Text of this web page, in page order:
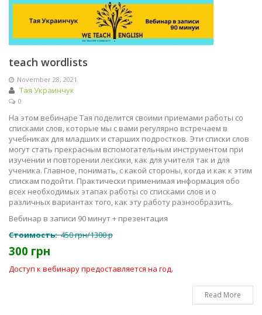
teach wordlists
November 28, 2021
Тая Украинчук
0
На этом вебинаре Тая поделится своими приемами работы со
списками слов, которые мы с вами регулярно встречаем в
учебниках для младших и старших подростков. Эти списки слов
могут стать прекрасным вспомогательным инструментом при
изучении и повторении лексики, как для учителя так и для
ученика. Главное, понимать, с какой стороны, когда и как к этим
спискам подойти. Практически применимая информация обо
всех необходимых этапах работы со списками слов и о
различных вариантах того, как эту работу разнообразить.
Вебинар в записи 90 минут + презентация
Стоимость:450 грн/1300 р
300 грн
Доступ к вебинару предоставляется на год.
Read More